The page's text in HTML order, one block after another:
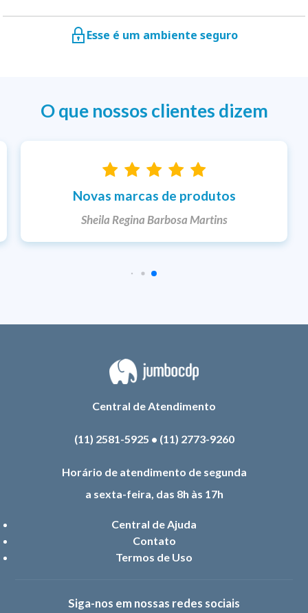
Esse é um ambiente seguro
O que nossos clientes dizem
Entrega rápida
Ketlem
Central de Atendimento
(11) 2581-5925 • (11) 2773-9260
Horário de atendimento de segunda
a sexta-feira, das 8h às 17h
Central de Ajuda
Contato
Termos de Uso
Siga-nos em nossas redes sociais